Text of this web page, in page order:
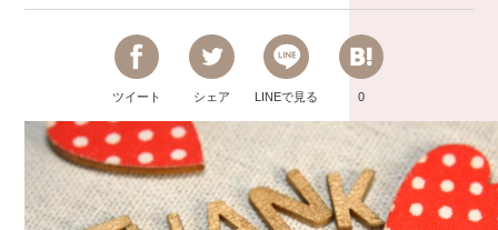
ツイート シェア LINEで見る 0